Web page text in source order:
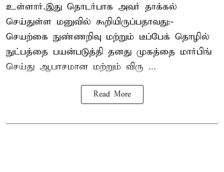
உள்ளார்.இது தொடர்பாக அவர் தாக்கல்
செய்துள்ள மனுவில் கூறியிருப்பதாவது:-
செயற்கை நுண்ணறிவு மற்றும் டீப்பேக் தொழில்
நுட்பத்தை பயன்படுத்தி தனது முகத்தை மார்பிங்
செய்து ஆபாசமான மற்றும் விரு ...
Read More